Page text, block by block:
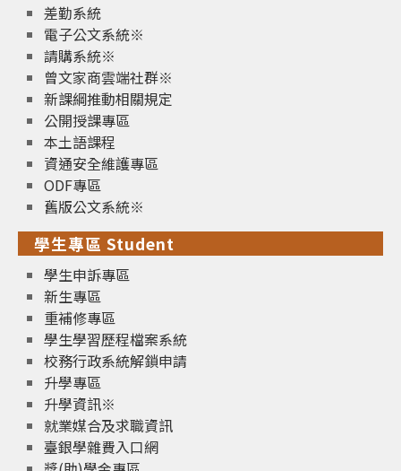
差勤系統
電子公文系統※
請購系統※
曾文家商雲端社群※
新課綱推動相關規定
公開授課專區
本土語課程
資通安全維護專區
ODF專區
舊版公文系統※
學生專區 Student
學生申訴專區
新生專區
重補修專區
學生學習歷程檔案系統
校務行政系統解鎖申請
升學專區
升學資訊※
就業媒合及求職資訊
臺銀學雜費入口網